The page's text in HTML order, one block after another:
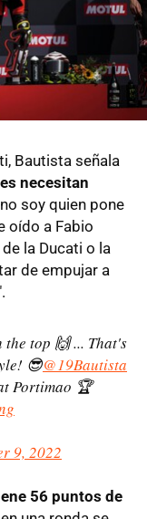
Bautista señala
necesitan
soy quien pone
oído a Fabio
la Ducati o la
de empujar a
top 🙌 ... That's
😎@19Bautista
Portimao 🏆
9, 2022
56 puntos de